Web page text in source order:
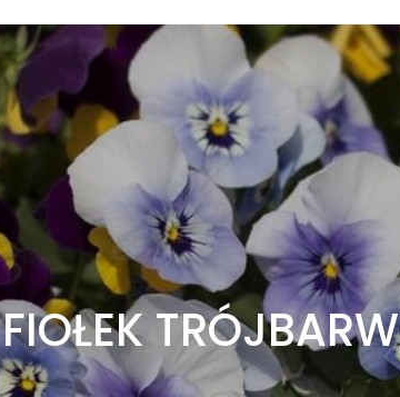
FIOŁEK